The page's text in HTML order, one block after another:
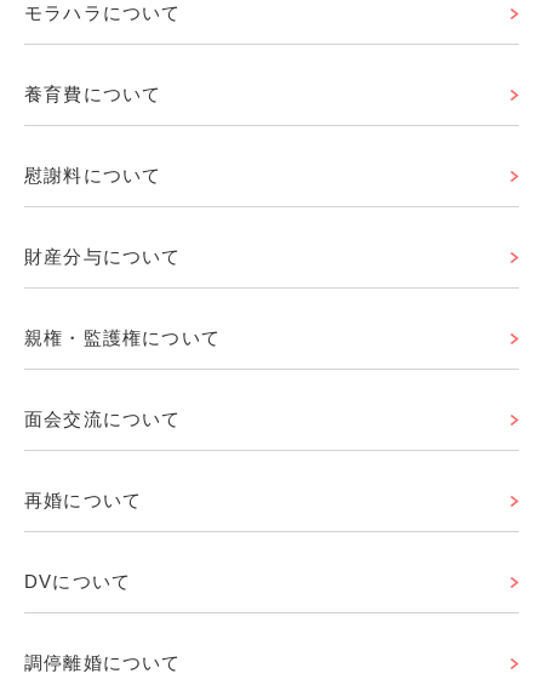
モラハラについて
養育費について
慰謝料について
財産分与について
親権・監護権について
面会交流について
再婚について
DVについて
調停離婚について